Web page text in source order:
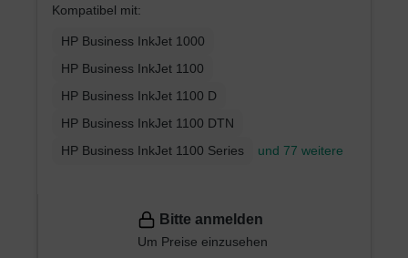
Kompatibel mit:
HP Business InkJet 1000
HP Business InkJet 1100
HP Business InkJet 1100 D
HP Business InkJet 1100 DTN
HP Business InkJet 1100 Series
und 77 weitere
Bitte anmelden
Um Preise einzusehen